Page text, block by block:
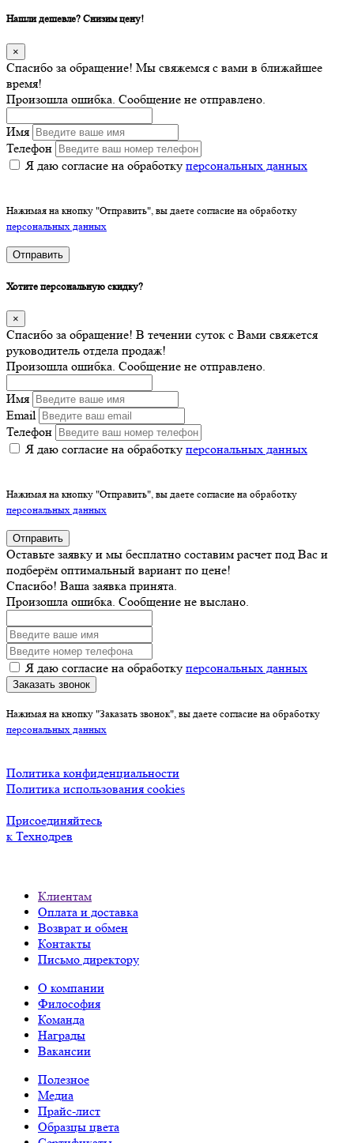
Нашли дешевле? Снизим цену!
×
Спасибо за обращение! Мы свяжемся с вами в ближайшее
время!
Произошла ошибка. Сообщение не отправлено.
Имя
Телефон
Я даю согласие на обработку персональных данных
Нажимая на кнопку "Отправить", вы даете согласие на обработку
персональных данных
Отправить
Хотите персональную скидку?
×
Спасибо за обращение! В течении суток с Вами свяжется
руководитель отдела продаж!
Произошла ошибка. Сообщение не отправлено.
Имя
Email
Телефон
Я даю согласие на обработку персональных данных
Нажимая на кнопку "Отправить", вы даете согласие на обработку
персональных данных
Отправить
Оставьте заявку и мы бесплатно составим расчет под Вас и
подберём оптимальный вариант по цене!
Спасибо! Ваша заявка принята.
Произошла ошибка. Сообщение не выслано.
Я даю согласие на обработку персональных данных
Заказать звонок
Нажимая на кнопку "Заказать звонок", вы даете согласие на обработку
персональных данных
Политика конфиденциальности
Политика использования cookies
Присоединяйтесь
к Технодрев
Клиентам
Оплата и доставка
Возврат и обмен
Контакты
Письмо директору
О компании
Философия
Команда
Награды
Вакансии
Полезное
Медиа
Прайс-лист
Образцы цвета